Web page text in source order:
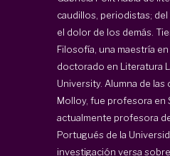
caudillos, periodistas;
el dolor de los demás.
Filosofía, una maestría
doctorado en Literatura
University. Alumna de las
Molloy, fue profesora en
actualmente profesora
Portugués de la
investigación versa sobre